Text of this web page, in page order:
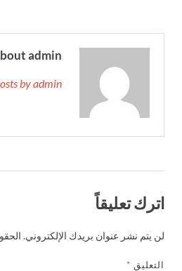
admin
by admin →
اترك تعليقاً
لن يتم نشر عنوان بريدك الإلكتروني.
التعليق *